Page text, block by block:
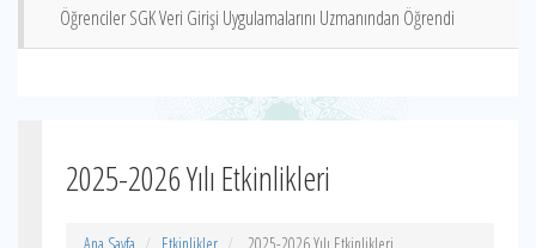
Öğrenciler SGK Veri Girişi Uygulamalarını Uzmanından Öğrendi
2025-2026 Yılı Etkinlikleri